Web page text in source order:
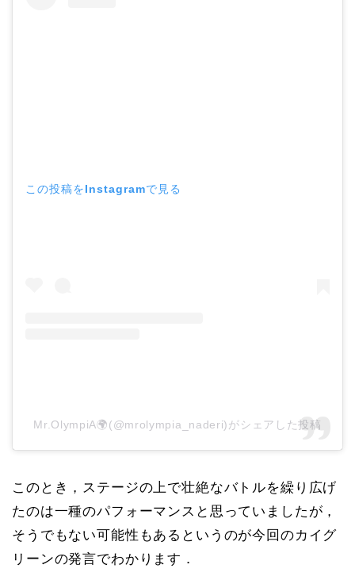
この投稿をInstagramで見る
Mr.OlympiA🌍(@mrolympia_naderi)がシェアした投稿
このとき，ステージの上で壮絶なバトルを繰り広げ
たのは一種のパフォーマンスと思っていましたが，
そうでもない可能性もあるというのが今回のカイグ
リーンの発言でわかります．